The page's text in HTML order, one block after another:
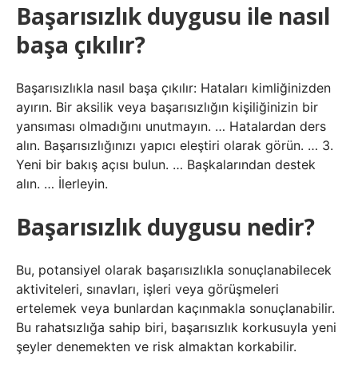
Başarısızlık duygusu ile nasıl
başa çıkılır?
Başarısızlıkla nasıl başa çıkılır: Hataları kimliğinizden
ayırın. Bir aksilik veya başarısızlığın kişiliğinizin bir
yansıması olmadığını unutmayın. … Hatalardan ders
alın. Başarısızlığınızı yapıcı eleştiri olarak görün. … 3.
Yeni bir bakış açısı bulun. … Başkalarından destek
alın. … İlerleyin.
Başarısızlık duygusu nedir?
Bu, potansiyel olarak başarısızlıkla sonuçlanabilecek
aktiviteleri, sınavları, işleri veya görüşmeleri
ertelemek veya bunlardan kaçınmakla sonuçlanabilir.
Bu rahatsızlığa sahip biri, başarısızlık korkusuyla yeni
şeyler denemekten ve risk almaktan korkabilir.